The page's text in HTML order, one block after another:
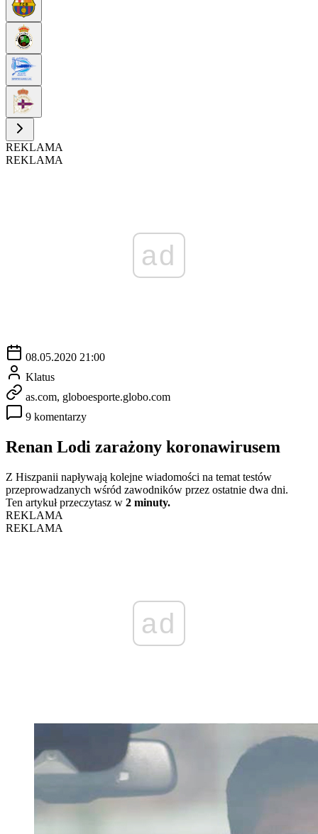
REKLAMA
REKLAMA
ad
08.05.2020 21:00
Klatus
as.com, globoesporte.globo.com
9 komentarzy
Renan Lodi zarażony koronawirusem
Z Hiszpanii napływają kolejne wiadomości na temat testów
przeprowadzanych wśród zawodników przez ostatnie dwa dni.
Ten artykuł przeczytasz w 2 minuty.
REKLAMA
REKLAMA
ad